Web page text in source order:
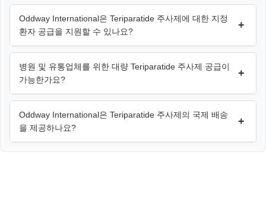
Oddway International은 Teriparatide 주사제에 대한 지정
환자 공급을 지원할 수 있나요?
+
병원 및 유통업체를 위한 대량 Teriparatide 주사제 공급이
가능한가요?
+
Oddway International은 Teriparatide 주사제의 국제 배송
을 제공하나요?
+